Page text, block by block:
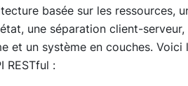
basée sur les ressources,
une séparation client-serveur,
et un système en couches. Voici
RESTful :